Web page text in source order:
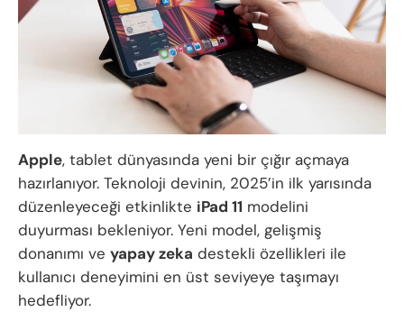
Apple, tablet dünyasında yeni bir çığır açmaya
hazırlanıyor. Teknoloji devinin, 2025’in ilk yarısında
düzenleyeceği etkinlikte iPad 11 modelini
duyurması bekleniyor. Yeni model, gelişmiş
donanımı ve yapay zeka destekli özellikleri ile
kullanıcı deneyimini en üst seviyeye taşımayı
hedefliyor.